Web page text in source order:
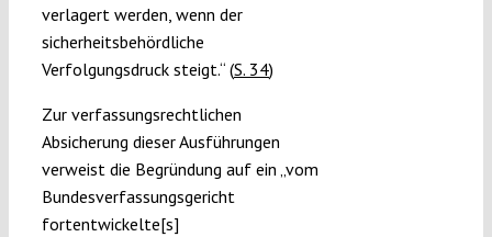
verlagert werden, wenn der
sicherheitsbehördliche
Verfolgungsdruck steigt.“ (S. 34)
Zur verfassungsrechtlichen
Absicherung dieser Ausführungen
verweist die Begründung auf ein „vom
Bundesverfassungsgericht
fortentwickelte[s]